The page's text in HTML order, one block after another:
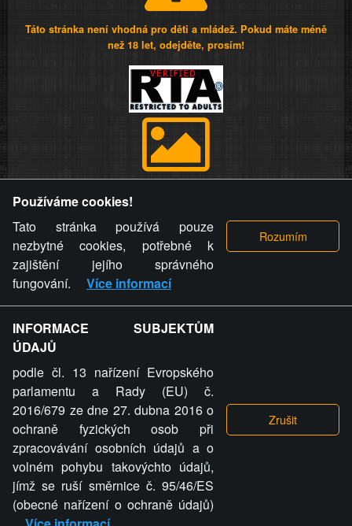
Táto stránka není vhodná pro děti a mládež. Pokud máte méně
než 18 let, odejděte, prosím!
videa a komentáře. Osoba, které se toto opatření provozovatele
stránky týče, ani osoba, která umístila fotografii nebo video na
stránku, nemůže z důvodu odstranění fotografie, videa nebo
komentáře pro výše uvedenou okolnost uplatnit vůči
provozovateli stránky žádný nárok na náhradu škody nebo
nemajetkové újmy.
ZVRÁCENÝ.CZ - Svět není zvrácenej. To jen
ty lidi...
ZVRÁCENÝ.CZ
PRAVIDLA A PODMÍNKY GDPR
Používáme cookies!
Tato stránka používá pouze
nezbytné cookies, potřebné k
zajištění jejího správného
fungování.
Více informací
INFORMACE SUBJEKTŮM
ÚDAJŮ
podle čl. 13 nařízení Evropského
parlamentu a Rady (EU) č.
2016/679 ze dne 27. dubna 2016 o
ochraně fyzických osob při
zpracovávání osobních údajů a o
volném pohybu takovýchto údajů,
jímž se ruší směrnice č. 95/46/ES
(obecné nařízení o ochraně údajů)